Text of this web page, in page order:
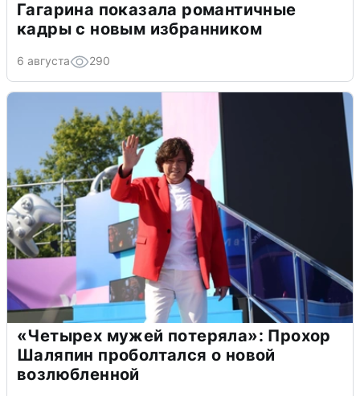
Гагарина показала романтичные
кадры с новым избранником
6 августа 290
«Четырех мужей потеряла»: Прохор
Шаляпин проболтался о новой
возлюбленной